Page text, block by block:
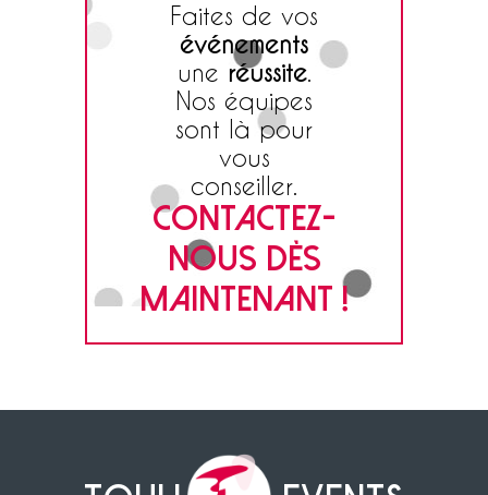
Faites de vos
événements
une réussite.
Nos équipes
sont là pour
vous
conseiller.
CONTACTEZ-
NOUS DÈS
MAINTENANT !